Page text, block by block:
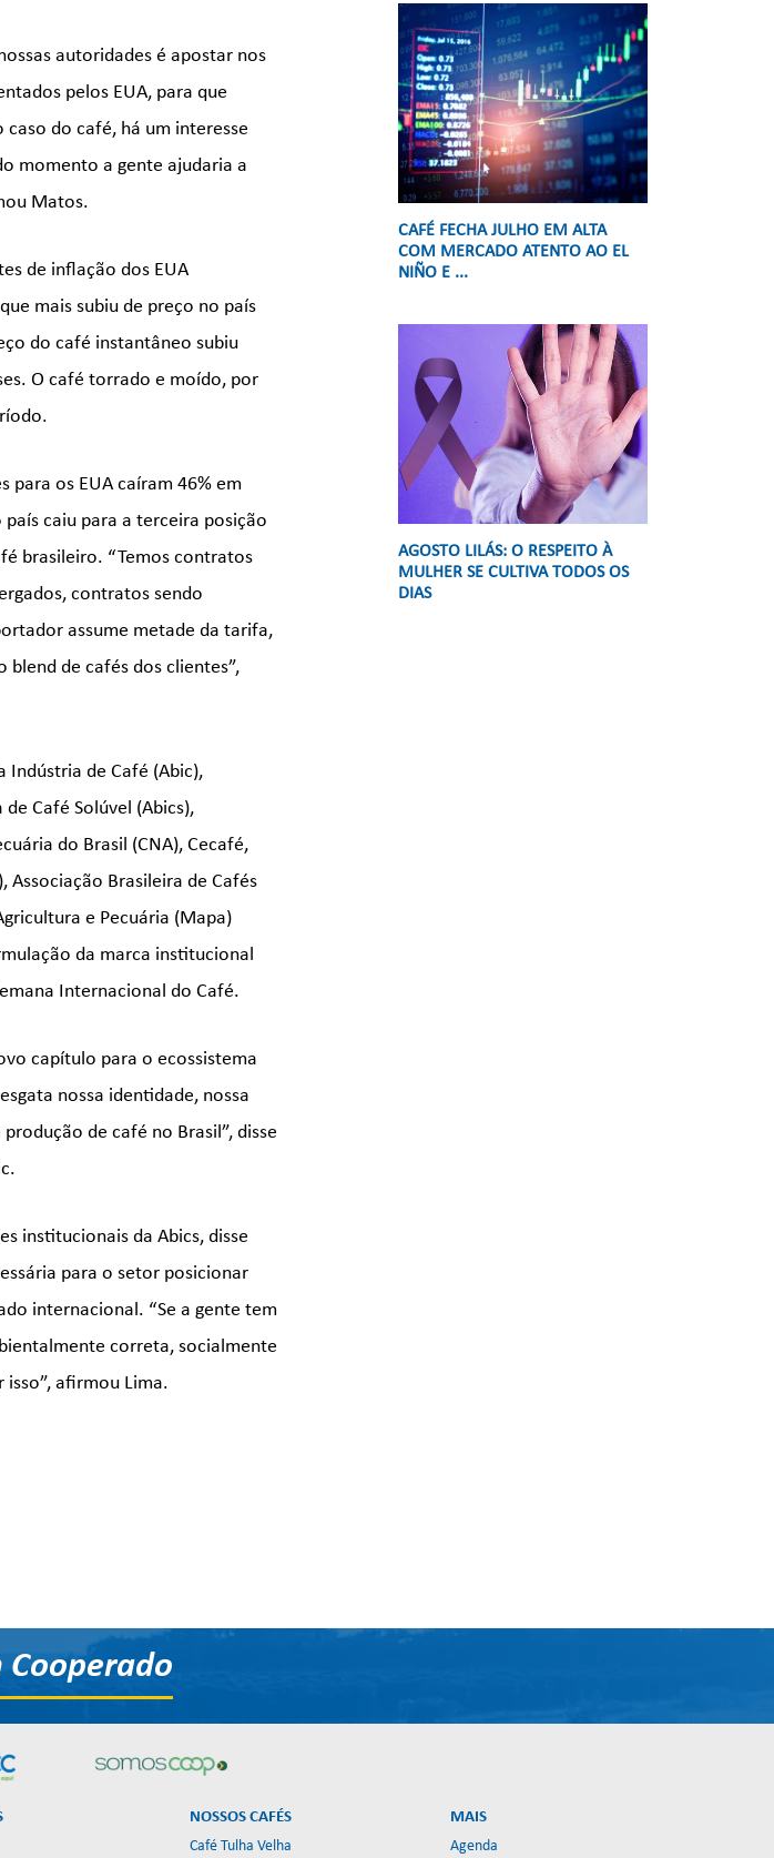
autoridades é apostar nos
pelos EUA, para que
do café, há um interesse
momento a gente ajudaria a
Matos.
de inflação dos EUA
mais subiu de preço no país
do café instantâneo subiu
O café torrado e moído, por
para os EUA caíram 46% em
caiu para a terceira posição
brasileiro. “Temos contratos
contratos sendo
assume metade da tarifa,
de cafés dos clientes”,
Indústria de Café (Abic),
Café Solúvel (Abics),
do Brasil (CNA), Cecafé,
Associação Brasileira de Cafés
e Pecuária (Mapa)
da marca institucional
Internacional do Café.
capítulo para o ecossistema
nossa identidade, nossa
de café no Brasil”, disse
institucionais da Abics, disse
para o setor posicionar
internacional. “Se a gente tem
correta, socialmente
afirmou Lima.
CAFÉ FECHA JULHO EM ALTA
COM MERCADO ATENTO AO EL
NIÑO E ...
AGOSTO LILÁS: O RESPEITO À
MULHER SE CULTIVA TODOS OS
DIAS
Cooperado
NOSSOS CAFÉS
Café Tulha Velha
MAIS
Agenda